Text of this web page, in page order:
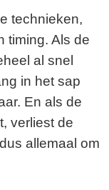
technieken,
timing. Als de
al snel
in het sap
En als de
verliest de
allemaal om